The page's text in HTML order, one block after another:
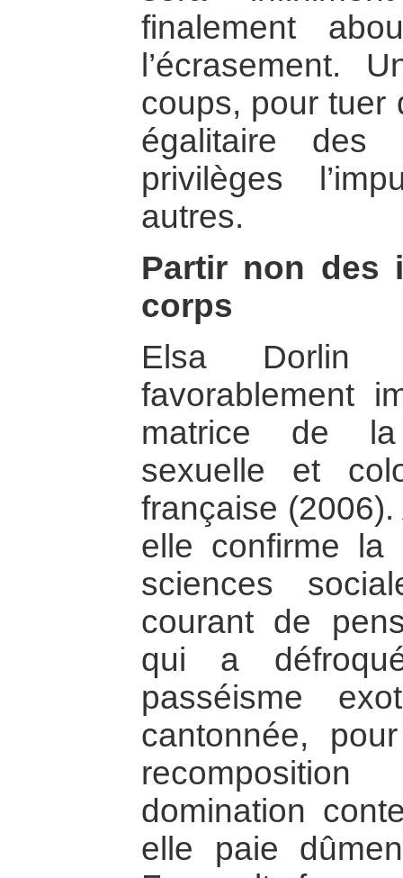
finalement
l’écrasement.
coups, pour tuer
égalitaire
privilèges
autres.
Partir non des
corps
Elsa Dorlin
favorablement
matrice de la
sexuelle et
française
elle confirme la
sciences
courant de
qui a
passéisme
cantonnée,
domination
elle paie